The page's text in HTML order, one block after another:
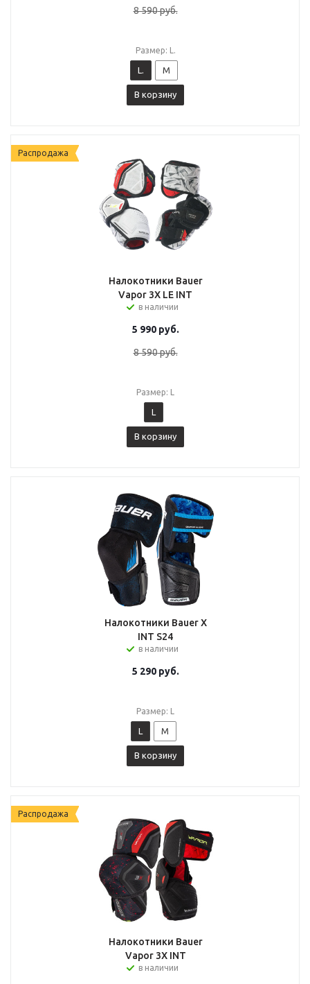
8 590руб.
Размер: L.
L. M
В корзину
Распродажа
Налокотники Bauer
Vapor 3X LE INT
в наличии
5 990руб.
8 590руб.
Размер: L
L
В корзину
Налокотники Bauer X
INT S24
в наличии
5 290руб.
Размер: L
L M
В корзину
Распродажа
Налокотники Bauer
Vapor 3X INT
в наличии